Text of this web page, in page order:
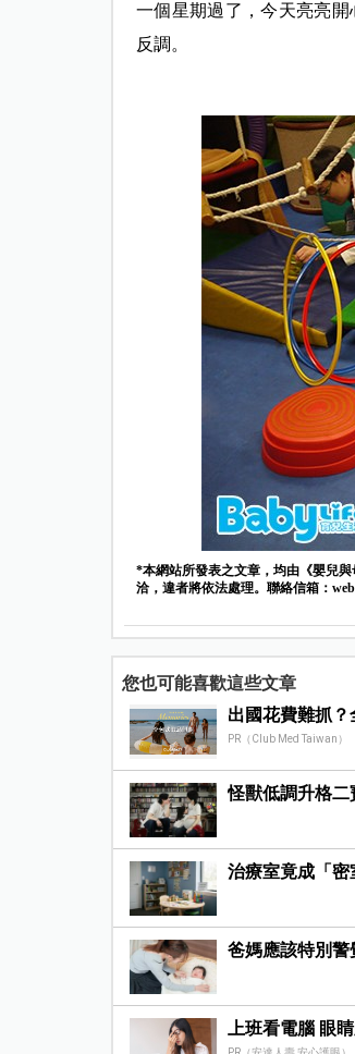
一個星期過了，今天亮亮
反調。
*本網站所發表之文章，均由《嬰兒
洽，違者將依法處理。聯絡信箱：
您也可能喜歡這些文章
出國花費難抓？
PR（Club Med Taiwan）
怪獸低調升格
治療室竟成「
爸媽應該特別
上班看電腦 眼